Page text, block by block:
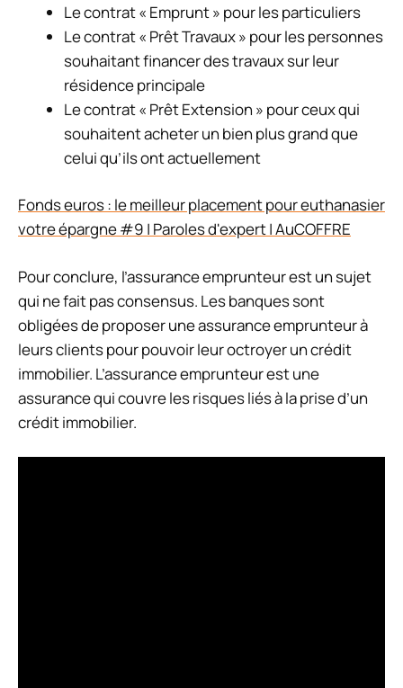
Le contrat « Emprunt » pour les particuliers
Le contrat « Prêt Travaux » pour les personnes
souhaitant financer des travaux sur leur
résidence principale
Le contrat « Prêt Extension » pour ceux qui
souhaitent acheter un bien plus grand que
celui qu’ils ont actuellement
Fonds euros : le meilleur placement pour euthanasier
votre épargne #9 | Paroles d'expert | AuCOFFRE
Pour conclure, l’assurance emprunteur est un sujet
qui ne fait pas consensus. Les banques sont
obligées de proposer une assurance emprunteur à
leurs clients pour pouvoir leur octroyer un crédit
immobilier. L’assurance emprunteur est une
assurance qui couvre les risques liés à la prise d’un
crédit immobilier.